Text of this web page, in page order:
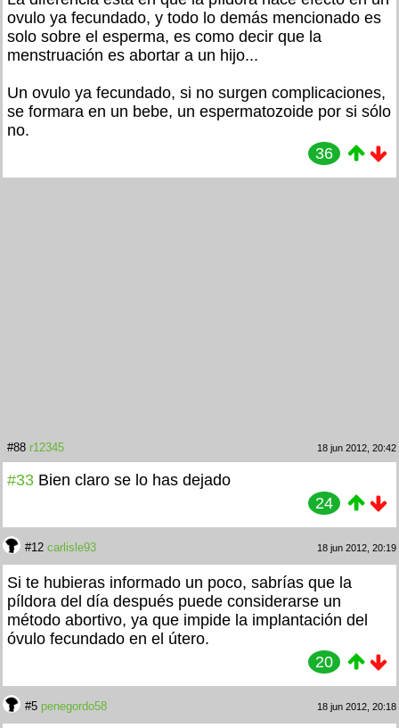
ovulo ya fecundado, y todo lo demás mencionado es
solo sobre el esperma, es como decir que la
menstruación es abortar a un hijo...
Un ovulo ya fecundado, si no surgen complicaciones,
se formara en un bebe, un espermatozoide por si sólo
no.
36
#88 r12345 18 jun 2012, 20:42
#33 Bien claro se lo has dejado
24
#12 carlisle93 18 jun 2012, 20:19
Si te hubieras informado un poco, sabrías que la
píldora del día después puede considerarse un
método abortivo, ya que impide la implantación del
óvulo fecundado en el útero.
20
#5 penegordo58 18 jun 2012, 20:18